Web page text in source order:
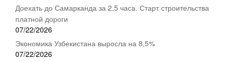
Доехать до Самарканда за 2,5 часа. Старт строительства
платной дороги
07/22/2026
Экономика Узбекистана выросла на 8,5%
07/22/2026